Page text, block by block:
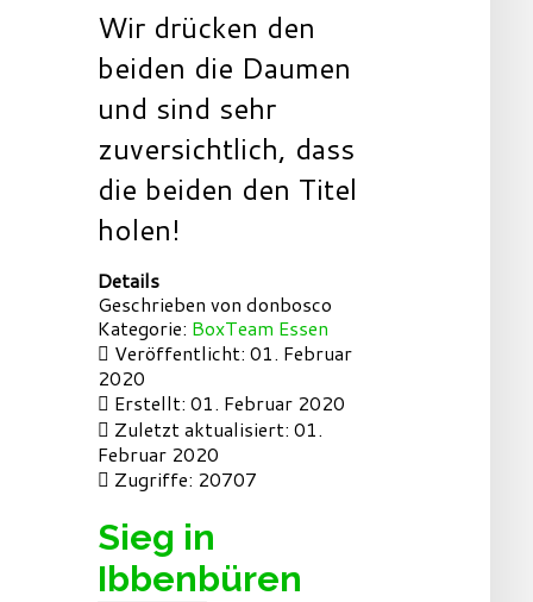
Wir drücken den
beiden die Daumen
und sind sehr
zuversichtlich, dass
die beiden den Titel
holen!
Details
Geschrieben vondonbosco
Kategorie: BoxTeam Essen
Veröffentlicht: 01. Februar
2020
Erstellt: 01. Februar 2020
Zuletzt aktualisiert: 01.
Februar 2020
Zugriffe: 20707
Sieg in
Ibbenbüren